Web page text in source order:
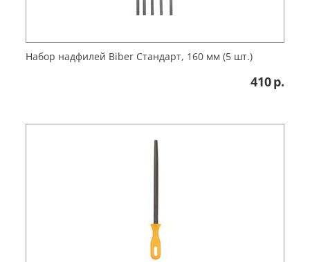
Набор надфилей Biber Стандарт, 160 мм (5 шт.)
410р.